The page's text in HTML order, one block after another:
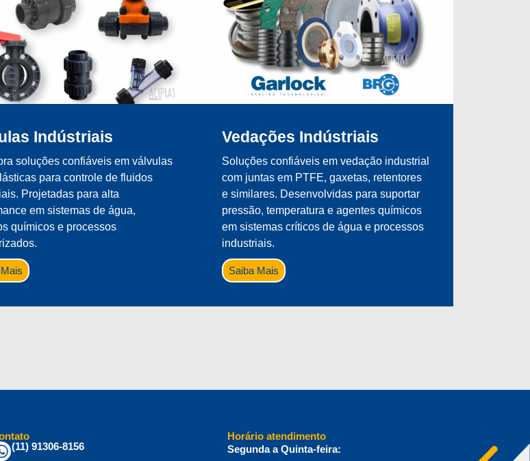
Indústriais
soluções confiáveis em válvulas
para controle de fluidos
Projetadas para alta
em sistemas de água,
químicos e processos
Vedações Indústriais
Soluções confiáveis em vedação industrial
com juntas em PTFE, gaxetas, retentores
e similares. Desenvolvidas para suportar
pressão, temperatura e agentes químicos
em sistemas críticos de água e processos
industriais.
Saiba Mais
(11) 91306-8156
Horário atendimento
Segunda a Quinta-feira: